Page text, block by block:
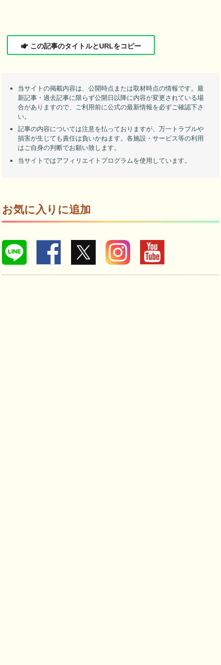
この記事のタイトルとURLをコピー
当サイトの掲載内容は、公開時点または取材時点の情報です。最
新記事・過去記事に限らず公開日以降に内容が変更されている場
合がありますので、ご利用前に公式の最新情報を必ずご確認下さ
い。
記事の内容については注意を払っておりますが、万一トラブルや
損害が生じても責任は負いかねます。各施設・サービス等の利用
はご自身の判断でお願い致します。
当サイトではアフィリエイトプログラムを使用しています。
お気に入りに追加